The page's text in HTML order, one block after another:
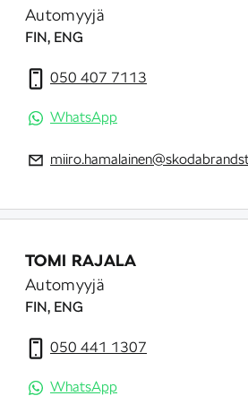
Automyyjä
FIN, ENG
050 407 7113
WhatsApp
TOMI RAJALA
Automyyjä
FIN, ENG
050 441 1307
WhatsApp